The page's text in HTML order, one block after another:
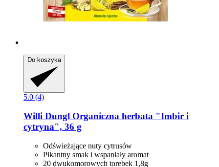
Do koszyka
5.0 (4)
Willi Dungl Organiczna herbata "Imbir i
cytryna", 36 g
Odświeżające nuty cytrusów
Pikantny smak i wspaniały aromat
20 dwukomorowych torebek 1,8g